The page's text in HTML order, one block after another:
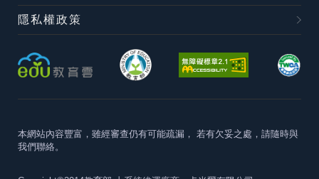
隱私權政策
本網站內容豐富，雖經審查仍有可能疏漏， 若有欠妥之處，請隨時與
我們聯絡。